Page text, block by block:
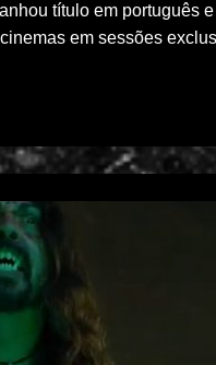
título em português
em sessões